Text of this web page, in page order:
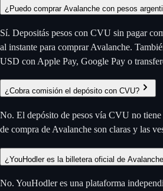
¿Puedo comprar Avalanche con pesos
Sí. Depositás pesos con CVU sin pagar
al instante para comprar Avalanche.
USD con Apple Pay, Google Pay o
¿Cobra comisión el depósito con CVU?
No. El depósito de pesos vía CVU no
de compra de Avalanche son claras y las
¿YouHodler es la billetera oficial de
No. YouHodler es una plataforma